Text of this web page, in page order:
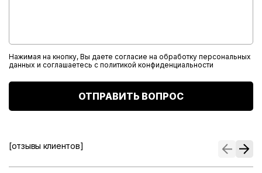
Нажимая на кнопку, Вы даете согласие на обработку персональных
данных и соглашаетесь с политикой конфиденциальности
ОТПРАВИТЬ ВОПРОС
[отзывы клиентов]